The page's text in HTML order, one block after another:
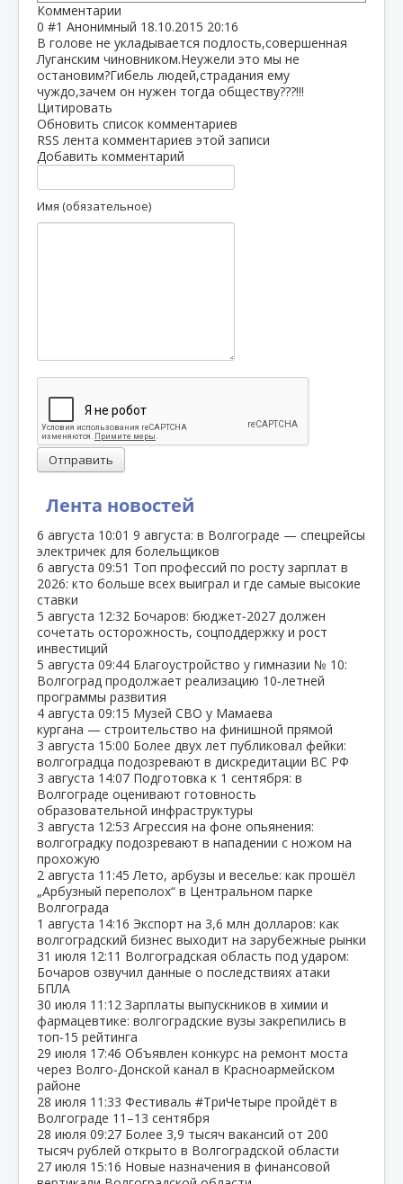
Лента новостей
6 августа 10:01 9 августа: в Волгограде — спецрейсы
электричек для болельщиков
6 августа 09:51 Топ профессий по росту зарплат в
2026: кто больше всех выиграл и где самые высокие
ставки
5 августа 12:32 Бочаров: бюджет‑2027 должен
сочетать осторожность, соцподдержку и рост
инвестиций
5 августа 09:44 Благоустройство у гимназии № 10:
Волгоград продолжает реализацию 10‑летней
программы развития
4 августа 09:15 Музей СВО у Мамаева
кургана — строительство на финишной прямой
3 августа 15:00 Более двух лет публиковал фейки:
волгоградца подозревают в дискредитации ВС РФ
3 августа 14:07 Подготовка к 1 сентября: в
Волгограде оценивают готовность
образовательной инфраструктуры
3 августа 12:53 Агрессия на фоне опьянения:
волгоградку подозревают в нападении с ножом на
прохожую
2 августа 11:45 Лето, арбузы и веселье: как прошёл
„Арбузный переполох“ в Центральном парке
Волгограда
1 августа 14:16 Экспорт на 3,6 млн долларов: как
волгоградский бизнес выходит на зарубежные рынки
31 июля 12:11 Волгоградская область под ударом:
Бочаров озвучил данные о последствиях атаки
БПЛА
30 июля 11:12 Зарплаты выпускников в химии и
фармацевтике: волгоградские вузы закрепились в
топ‑15 рейтинга
29 июля 17:46 Объявлен конкурс на ремонт моста
через Волго‑Донской канал в Красноармейском
районе
28 июля 11:33 Фестиваль #ТриЧетыре пройдёт в
Волгограде 11–13 сентября
28 июля 09:27 Более 3,9 тысяч вакансий от 200
тысяч рублей открыто в Волгоградской области
27 июля 15:16 Новые назначения в финансовой
Комментарии
0 #1 Анонимный 18.10.2015 20:16
В голове не укладывается подлость,совершенная
Луганским чиновником.Неужели это мы не
остановим?Гибель людей,страдания ему
чуждо,зачем он нужен тогда обществу???!!!
Цитировать
Обновить список комментариев
RSS лента комментариев этой записи
Добавить комментарий
Имя (обязательное)
Отправить